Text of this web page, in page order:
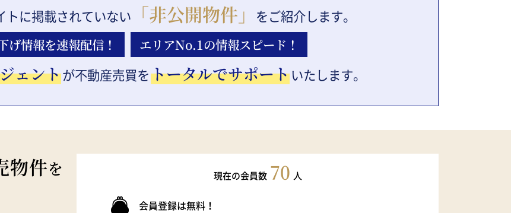
トに掲載されていない 「非公開物件」 をご紹介します。
げ情報を速報配信！ エリアNo.1の情報スピード！
ェントが不動産売買をトータルでサポートいたします。
物件を 現在の会員数 70 人
会員登録は無料！